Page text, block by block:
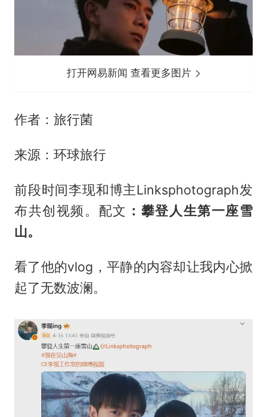
打开网易新闻 查看更多图片
作者：旅行菌
来源：环球旅行
前段时间李现和博主Linksphotograph发
布共创视频。配文 ：攀登人生第一座雪
山。
看了他的vlog，平静的内容却让我内心掀
起了无数波澜。